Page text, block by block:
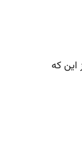
این که